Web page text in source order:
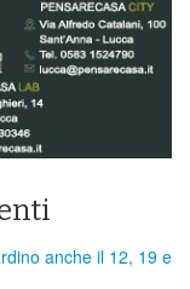
anche il 12, 19 e